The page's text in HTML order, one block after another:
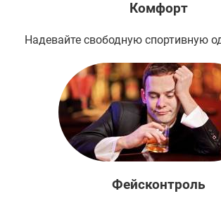
Комфорт
Надевайте свободную спортивную
Фейсконтроль